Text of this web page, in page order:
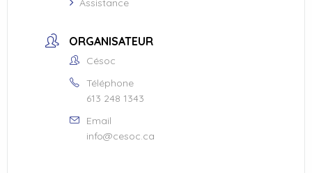
Assistance
ORGANISATEUR
Césoc
Téléphone
613 248 1343
Email
info@cesoc.ca